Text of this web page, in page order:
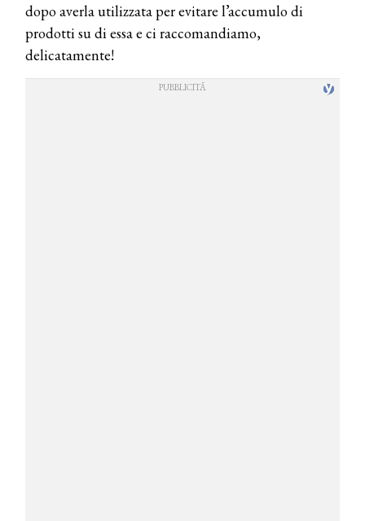
dopo averla utilizzata per evitare l’accumulo di
prodotti su di essa e ci raccomandiamo,
delicatamente!